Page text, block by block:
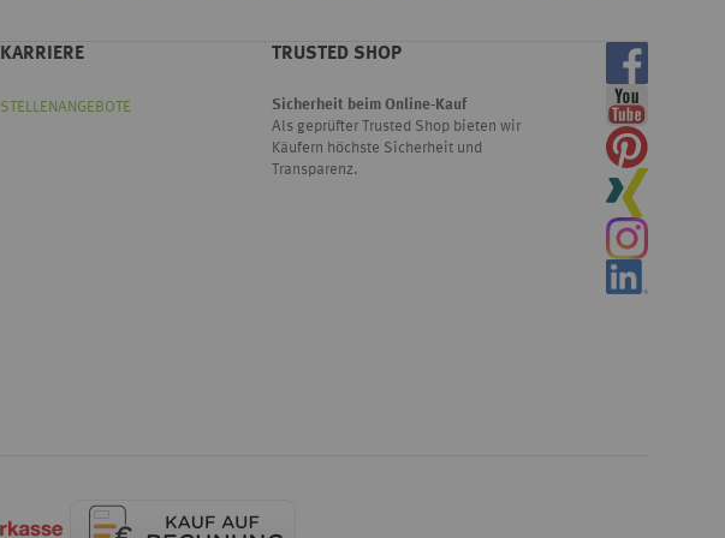
KARRIERE
STELLENANGEBOTE
TRUSTED SHOP
Sicherheit beim Online-Kauf
Als geprüfter Trusted Shop bieten wir
Käufern höchste Sicherheit und
Transparenz.